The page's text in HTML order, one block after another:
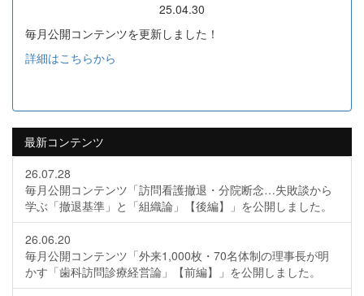
25.04.30
毎月公開コンテンツを更新しました！
詳細はこちらから
最新コンテンツ
26.07.28
毎月公開コンテンツ「訪問看護撤退・分院断念…失敗談から
学ぶ「撤退基準」と「組織論」【後編】」を公開しました。
26.06.20
毎月公開コンテンツ「外来1,000枚・70名体制の理事長が明
かす「歯科訪問診療経営論」【前編】」を公開しました。